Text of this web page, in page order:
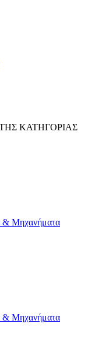
ΚΑΤΗΓΟΡΙΑΣ
& Μηχανήματα
& Μηχανήματα